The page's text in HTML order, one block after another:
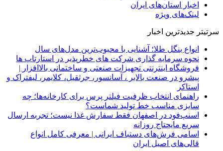
اخبار استان‌های ایران
لینک‌های ویژه
سرتیتر جدیدترین اخبار
انواع بنگل طلا؛ آشنایی با محبوب‌ترین مدل‌های سال
نحوه سرمایه‌ گذاری شرکت‌ های خطرپذیر در استارتاپ ها
فروشگاه اینترنتی تجهیزات صنعتی و ساختمانی بالاافزار |
پیشرو در صنعت بالابر ، آسانسور، جرثقیل، کلایمر، لیفتراک و
استاکر
راهنمای انتخاب ظرفیت فیلتر پرس برای کارخانه‌ها؛ چه
سایزی مناسب خط تولید شماست؟
اسنپ‌فود در اصفهان فقط سفارش غذا نیست؛ تجربه ارسال
سریع مایحتاج روزانه
اسامی فرش‌های دستباف ایرانی | معرفی کامل انواع
قالی‌های اصیل ایران